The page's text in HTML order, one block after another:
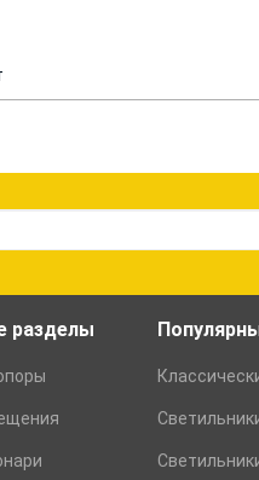
разделы